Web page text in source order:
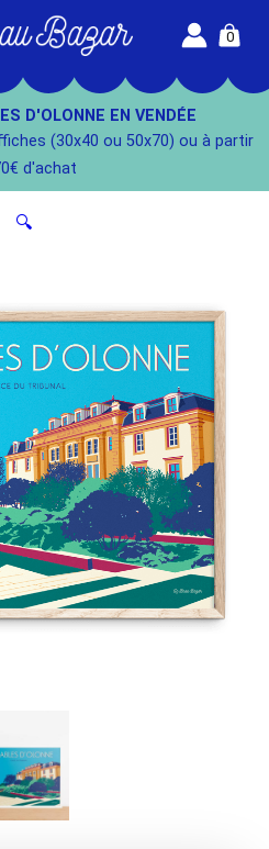
L
e
B
e
a
u
B
a
r
-
0
D'OLONNE EN VENDÉE
(30x40 ou 50x70) ou à partir
d'achat
🔍